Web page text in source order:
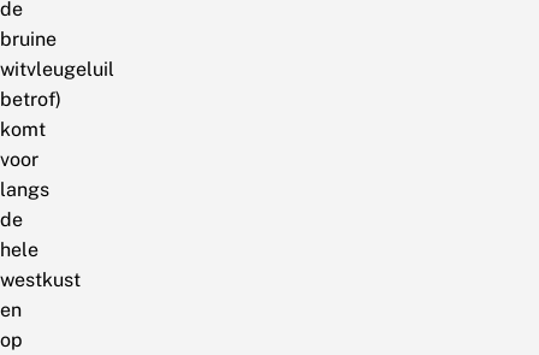
bruine
witvleugeluil
betrof)
komt
voor
langs
de
hele
westkust
en
op
de